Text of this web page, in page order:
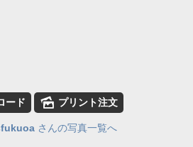
ード 🌄 プリント注文
さんの写真一覧へ